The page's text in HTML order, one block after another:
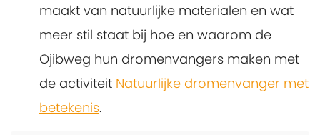
maakt van natuurlijke materialen en wat
meer stil staat bij hoe en waarom de
Ojibweg hun dromenvangers maken met
de activiteit Natuurlijke dromenvanger met
betekenis.